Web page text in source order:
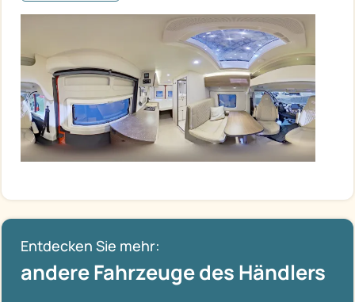
Entdecken Sie mehr:
andere Fahrzeuge des Händlers